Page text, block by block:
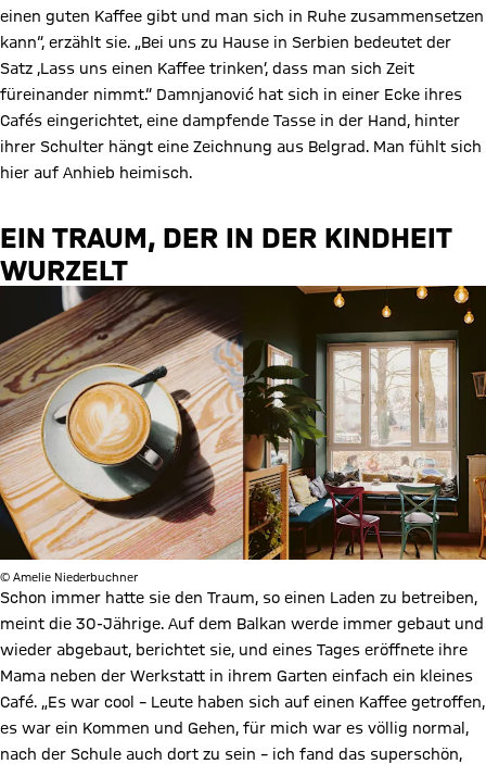
einen guten Kaffee gibt und man sich in Ruhe zusammensetzen
kann“, erzählt sie. „Bei uns zu Hause in Serbien bedeutet der
Satz ‚Lass uns einen Kaffee trinken‘, dass man sich Zeit
füreinander nimmt.“ Damnjanović hat sich in einer Ecke ihres
Cafés eingerichtet, eine dampfende Tasse in der Hand, hinter
ihrer Schulter hängt eine Zeichnung aus Belgrad. Man fühlt sich
hier auf Anhieb heimisch.
EIN TRAUM, DER IN DER KINDHEIT
WURZELT
© Amelie Niederbuchner
Schon immer hatte sie den Traum, so einen Laden zu betreiben,
meint die 30-Jährige. Auf dem Balkan werde immer gebaut und
wieder abgebaut, berichtet sie, und eines Tages eröffnete ihre
Mama neben der Werkstatt in ihrem Garten einfach ein kleines
Café. „Es war cool – Leute haben sich auf einen Kaffee getroffen,
es war ein Kommen und Gehen, für mich war es völlig normal,
nach der Schule auch dort zu sein – ich fand das superschön,